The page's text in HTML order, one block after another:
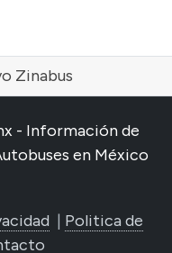
Zinabus
- Información de
en México
| Politica de